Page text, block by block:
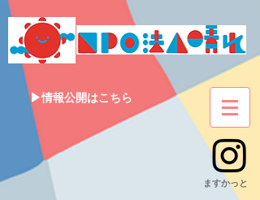
▶情報公開はこちら
​ますかっと